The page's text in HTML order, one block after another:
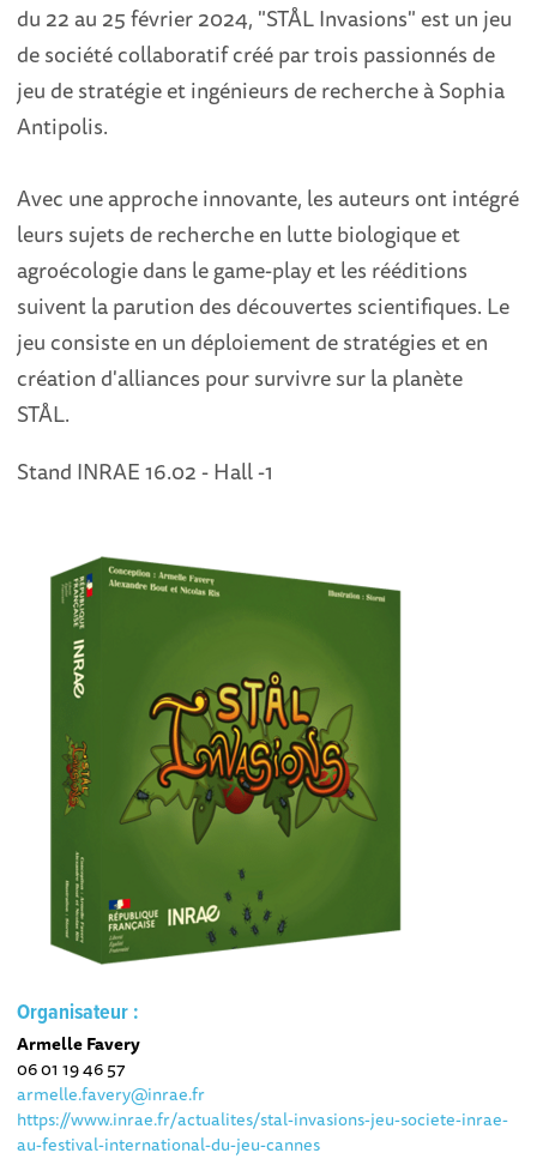
du 22 au 25 février 2024, "STÅL Invasions" est un jeu
de société collaboratif créé par trois passionnés de
jeu de stratégie et ingénieurs de recherche à Sophia
Antipolis.
Avec une approche innovante, les auteurs ont intégré
leurs sujets de recherche en lutte biologique et
agroécologie dans le game-play et les rééditions
suivent la parution des découvertes scientifiques. Le
jeu consiste en un déploiement de stratégies et en
création d'alliances pour survivre sur la planète
STÅL.
Stand INRAE 16.02 - Hall -1
Organisateur :
Armelle Favery
06 01 19 46 57
armelle.favery@inrae.fr
https://www.inrae.fr/actualites/stal-invasions-jeu-societe-inrae-
au-festival-international-du-jeu-cannes